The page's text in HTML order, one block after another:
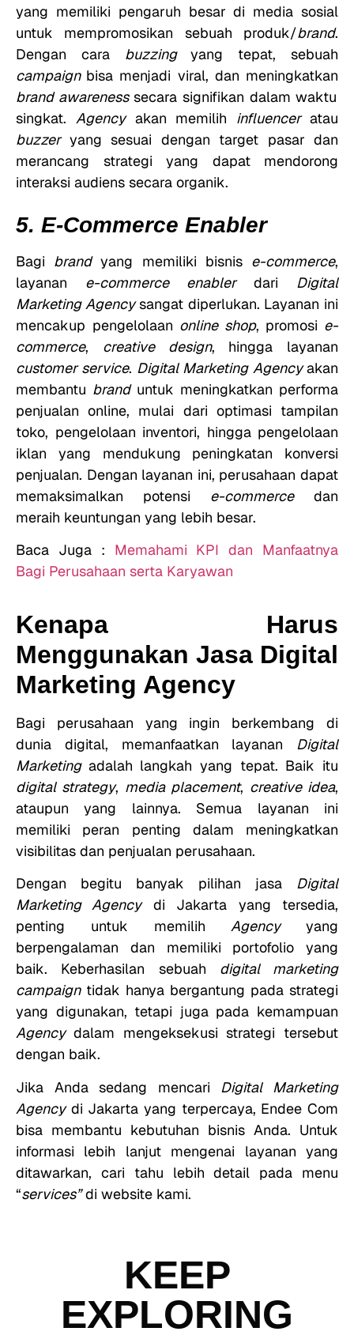
yang memiliki pengaruh besar di media sosial
untuk mempromosikan sebuah produk/brand.
Dengan cara buzzingyang tepat, sebuah
campaign bisa menjadi viral, dan meningkatkan
brand awarenesssecara signifikan dalam waktu
singkat. Agencyakan memilih influenceratau
buzzer yang sesuai dengan target pasar dan
merancang strategi yang dapat mendorong
interaksi audiens secara organik.
5. E-Commerce Enabler
Bagi brandyang memiliki bisnis e-commerce,
layanan e-commerce enablerdari Digital
Marketing Agencysangat diperlukan. Layanan ini
mencakup pengelolaan online shop, promosi e-
commerce, creative design, hingga layanan
customer service. Digital Marketing Agencyakan
membantu brand untuk meningkatkan performa
penjualan online, mulai dari optimasi tampilan
toko, pengelolaan inventori, hingga pengelolaan
iklan yang mendukung peningkatan konversi
penjualan. Dengan layanan ini, perusahaan dapat
memaksimalkan potensi e-commercedan
meraih keuntungan yang lebih besar.
Baca Juga : Memahami KPI dan Manfaatnya
Bagi Perusahaan serta Karyawan
Kenapa Harus
Menggunakan Jasa Digital
Marketing Agency
Bagi perusahaan yang ingin berkembang di
dunia digital, memanfaatkan layanan Digital
Marketing adalah langkah yang tepat. Baik itu
digital strategy, media placement, creative idea,
ataupun yang lainnya. Semua layanan ini
memiliki peran penting dalam meningkatkan
visibilitas dan penjualan perusahaan.
Dengan begitu banyak pilihan jasa Digital
Marketing Agencydi Jakarta yang tersedia,
penting untuk memilihAgency yang
berpengalaman dan memiliki portofolio yang
baik. Keberhasilan sebuah digital marketing
campaigntidak hanya bergantung pada strategi
yang digunakan, tetapi juga pada kemampuan
Agency dalam mengeksekusi strategi tersebut
dengan baik.
Jika Anda sedang mencari Digital Marketing
Agencydi Jakarta yang terpercaya, Endee Com
bisa membantu kebutuhan bisnis Anda. Untuk
informasi lebih lanjut mengenai layanan yang
ditawarkan, cari tahu lebih detail pada menu
“services”di website kami.
KEEP
EXPLORING